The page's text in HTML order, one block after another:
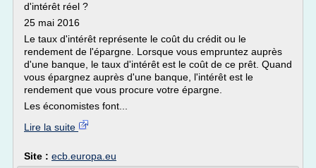
d'intérêt réel ?
25 mai 2016
Le taux d'intérêt représente le coût du crédit ou le
rendement de l'épargne. Lorsque vous empruntez auprès
d'une banque, le taux d'intérêt est le coût de ce prêt. Quand
vous épargnez auprès d'une banque, l'intérêt est le
rendement que vous procure votre épargne.
Les économistes font...
Lire la suite
Site : ecb.europa.eu